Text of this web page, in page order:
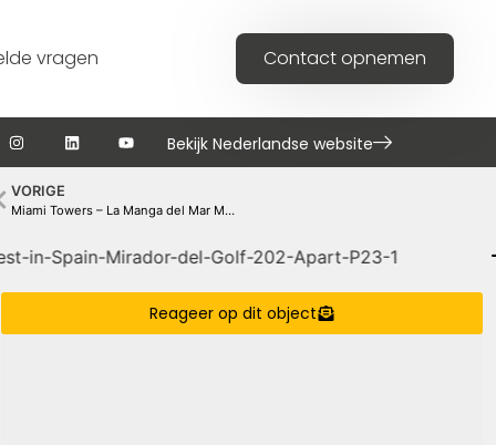
vragen Contact opnemen
Bekijk Nederlandse website
VORIGE
Miami Towers – La Manga del Mar Menor
Reageer op dit object